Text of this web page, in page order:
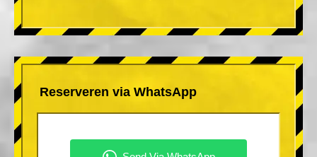
Reserveren via WhatsApp